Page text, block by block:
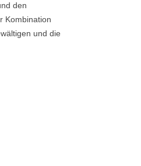
den
Kombination
und die